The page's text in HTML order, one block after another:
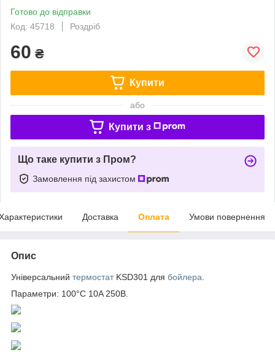
Готово до відправки
Код: 45718
Роздріб
60 ₴
Купити
або
Купити з
Що таке купити з Пром?
Замовлення під захистом
Доставка Оплата Умови повернення
Опис
Універсальний термостатKSD301 для бойлера
Параметри: 100°C 10A 250В.